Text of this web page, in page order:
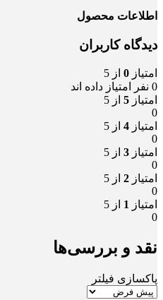
اطلاعات محصول
دیدگاه کاربران
امتیاز 0 از 5
0 نفر امتیاز داده اند
امتیاز 5 از 5
0
امتیاز 4 از 5
0
امتیاز 3 از 5
0
امتیاز 2 از 5
0
امتیاز 1 از 5
0
نقد و بررسی‌ها
پاکسازی فیلتر